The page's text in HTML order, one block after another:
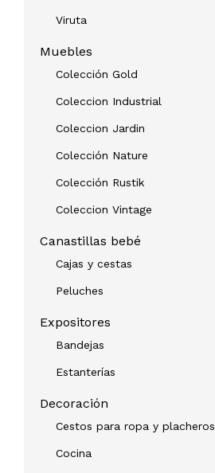
Viruta
Muebles
Colección Gold
Coleccion Industrial
Coleccion Jardin
Colección Nature
Colección Rustik
Coleccion Vintage
Canastillas bebé
Cajas y cestas
Peluches
Expositores
Bandejas
Estanterías
Decoración
Cestos para ropa y placheros
Cocina